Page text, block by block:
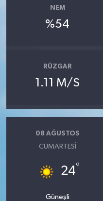
NEM
%54
RÜZGAR
1.11 M/S
08 AĞUSTOS
CUMARTESI
24°
Güneşli